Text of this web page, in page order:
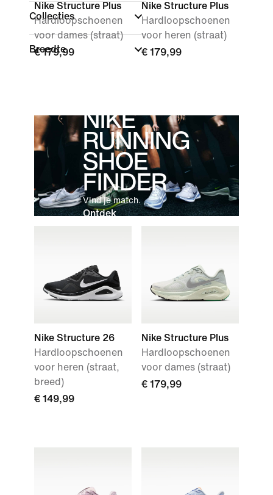
Collecties
Breedte
Nike Structure Plus
Hardloopschoenen
voor dames (straat)
€ 179,99
Nike Structure Plus
Hardloopschoenen
voor heren (straat)
€ 179,99
NIKE
RUNNING
SHOE
FINDER
Vind je match.
Ontdek
Nike Structure 26
Hardloopschoenen
voor heren (straat,
breed)
€ 149,99
Nike Structure Plus
Hardloopschoenen
voor dames (straat)
€ 179,99